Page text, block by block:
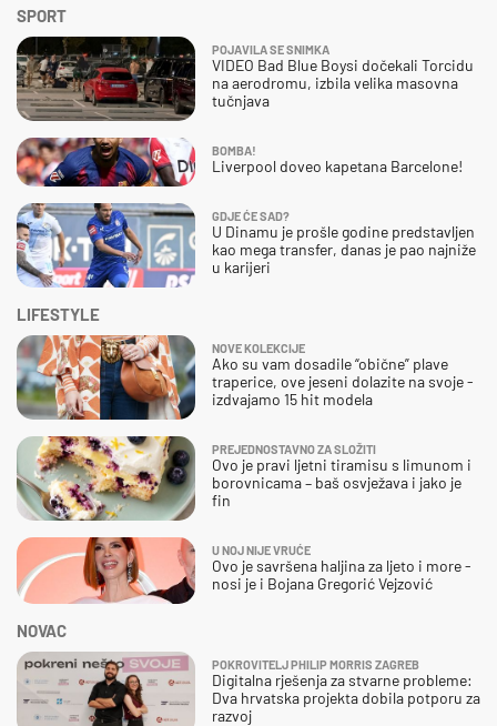
SPORT
POJAVILA SE SNIMKA
VIDEO Bad Blue Boysi dočekali Torcidu
na aerodromu, izbila velika masovna
tučnjava
BOMBA!
Liverpool doveo kapetana Barcelone!
GDJE ĆE SAD?
U Dinamu je prošle godine predstavljen
kao mega transfer, danas je pao najniže
u karijeri
NOVAC
POKROVITELJ PHILIP MORRIS ZAGREB
Digitalna rješenja za stvarne probleme:
Dva hrvatska projekta dobila potporu za
razvoj
LIFESTYLE
NOVE KOLEKCIJE
Ako su vam dosadile “obične” plave
traperice, ove jeseni dolazite na svoje -
izdvajamo 15 hit modela
PREJEDNOSTAVNO ZA SLOŽITI
Ovo je pravi ljetni tiramisu s limunom i
borovnicama – baš osvježava i jako je
fin
U NOJ NIJE VRUĆE
Ovo je savršena haljina za ljeto i more -
nosi je i Bojana Gregorić Vejzović